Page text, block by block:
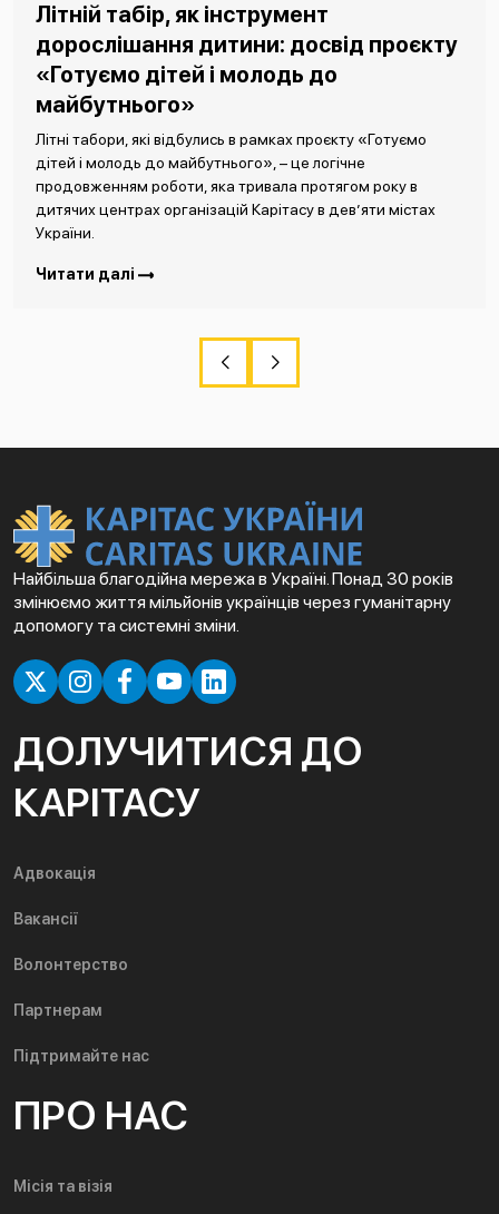
Літній табір, як інструмент
дорослішання дитини: досвід проєкту
«Готуємо дітей і молодь до
майбутнього»
Літні табори, які відбулись в рамках проєкту «Готуємо
дітей і молодь до майбутнього», – це логічне
продовженням роботи, яка тривала протягом року в
дитячих центрах організацій Карітасу в дев’яти містах
України.
Читати далі
Найбільша благодійна мережа в Україні. Понад 30 років
змінюємо життя мільйонів українців через гуманітарну
допомогу та системні зміни.
ДОЛУЧИТИСЯ ДО
КАРІТАСУ
Адвокація
Вакансії
Волонтерство
Партнерам
Підтримайте нас
ПРО НАС
Місія та візія